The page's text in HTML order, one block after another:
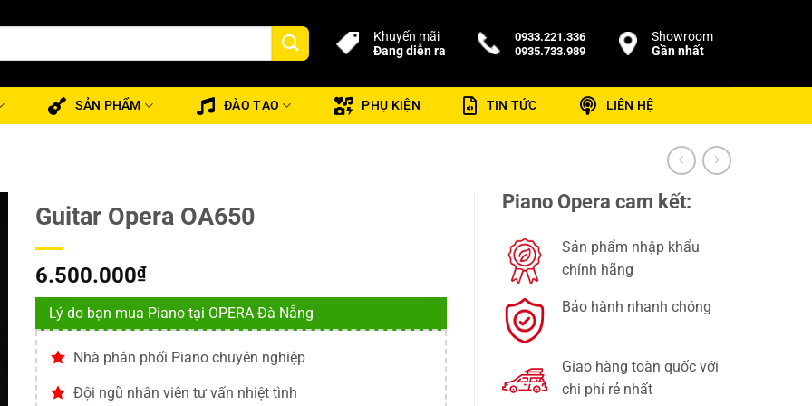
Khuyến mãi
Đang diễn ra
0933.221.336
0935.733.989
Showroom
Gần nhất
SẢN PHẨM ĐÀO TẠO PHỤ KIỆN TIN TỨC LIÊN HỆ
Guitar Opera OA650
6.500.000₫
Lý do bạn mua Piano tại OPERA Đà Nẵng
Nhà phân phối Piano chuyên nghiệp
Đội ngũ nhân viên tư vấn nhiệt tình
Piano Opera cam kết:
Sản phẩm nhập khẩu
chính hãng
Bảo hành nhanh chóng
Giao hàng toàn quốc với
chi phí rẻ nhất